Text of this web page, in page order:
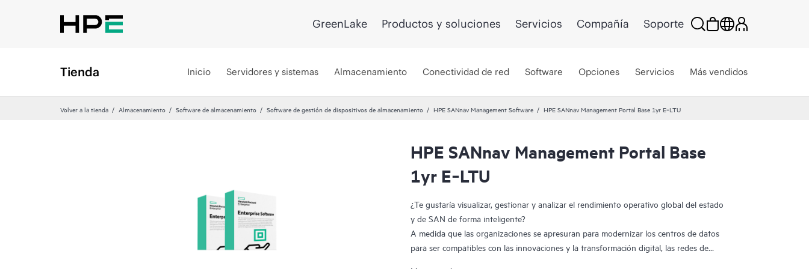
GreenLake Productos y soluciones Servicios Compañía Soporte
Tienda Inicio Servidores y sistemas Almacenamiento Conectividad de red Software Opciones Servicios Más vendidos
Volver a la tienda Almacenamiento Software de almacenamiento Software de gestión de dispositivos de almacenamiento HPE SANnav Management Software HPE SANnav Management Portal Base 1yr E‑LTU
HPE SANnav Management Portal Base
1yr E‑LTU
¿Te gustaría visualizar, gestionar y analizar el rendimiento operativo global del estado
y de SAN de forma inteligente?
A medida que las organizaciones se apresuran para modernizar los centros de datos
para ser compatibles con las innovaciones y la transformación digital, las redes de